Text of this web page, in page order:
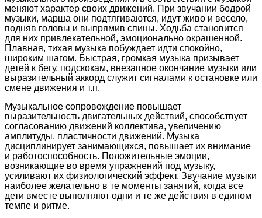
меняют характер своих движений. При звучании бодрой
музыки, марша они подтягиваются, идут живо и весело,
подняв головы и выпрямив спины. Ходьба становится
для них привлекательной, эмоционально окрашенной.
Плавная, тихая музыка побуждает идти спокойно,
широким шагом. Быстрая, громкая музыка призывает
детей к бегу, подскокам, внезапное окончание музыки или
выразительный аккорд служит сигналами к остановке или
смене движения и т.п.
Музыкальное сопровождение повышает
выразительность двигательных действий, способствует
согласованию движений коллектива, увеличению
амплитуды, пластичности движений. Музыка
дисциплинирует занимающихся, повышает их внимание
и работоспособность. Положительные эмоции,
возникающие во время упражнений под музыку,
усиливают их физиологический эффект. Звучание музыки
наиболее желательно в те моменты занятий, когда все
дети вместе выполняют одни и те же действия в едином
темпе и ритме.